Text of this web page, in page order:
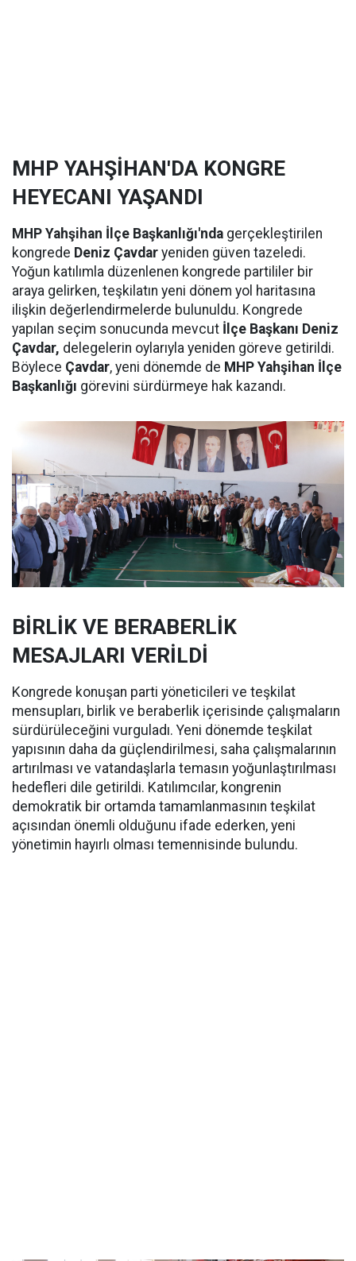
MHP YAHŞİHAN'DA KONGRE
HEYECANI YAŞANDI
MHP Yahşihan İlçe Başkanlığı'nda gerçekleştirilen
kongrede Deniz Çavdar yeniden güven tazeledi.
Yoğun katılımla düzenlenen kongrede partililer bir
araya gelirken, teşkilatın yeni dönem yol haritasına
ilişkin değerlendirmelerde bulunuldu. Kongrede
yapılan seçim sonucunda mevcut İlçe Başkanı Deniz
Çavdar, delegelerin oylarıyla yeniden göreve getirildi.
Böylece Çavdar, yeni dönemde de MHP Yahşihan İlçe
Başkanlığı görevini sürdürmeye hak kazandı.
BİRLİK VE BERABERLİK
MESAJLARI VERİLDİ
Kongrede konuşan parti yöneticileri ve teşkilat
mensupları, birlik ve beraberlik içerisinde çalışmaların
sürdürüleceğini vurguladı. Yeni dönemde teşkilat
yapısının daha da güçlendirilmesi, saha çalışmalarının
artırılması ve vatandaşlarla temasın yoğunlaştırılması
hedefleri dile getirildi. Katılımcılar, kongrenin
demokratik bir ortamda tamamlanmasının teşkilat
açısından önemli olduğunu ifade ederken, yeni
yönetimin hayırlı olması temennisinde bulundu.